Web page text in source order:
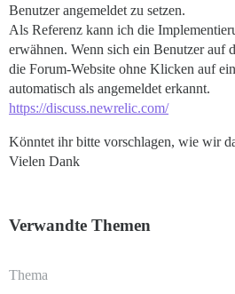
Benutzer angemeldet zu setzen.
Als Referenz kann ich die
erwähnen. Wenn sich ein Benutzer auf
die Forum-Website ohne Klicken auf
automatisch als angemeldet erkannt.
https://discuss.newrelic.com/
Könntet ihr bitte vorschlagen, wie wir
Vielen Dank
Verwandte Themen
Thema